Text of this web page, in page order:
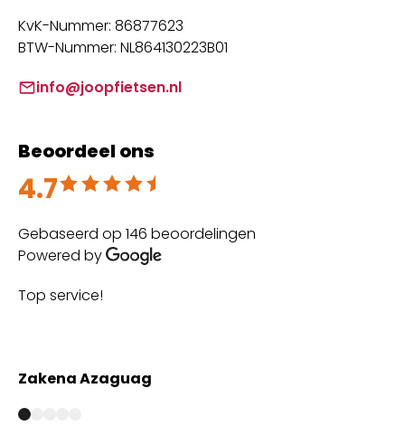
KvK-Nummer: 86877623
BTW-Nummer: NL864130223B01
info@joopfietsen.nl
Beoordeel ons
4.7
Beoordeeld met 4.7 uit 5
Gebaseerd op 146 beoordelingen
Powered by
Top service!
Zakena Azaguag